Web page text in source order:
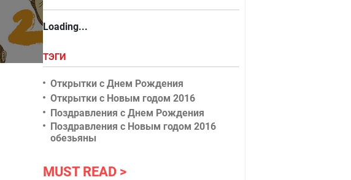
Год обезьяны 2016
Loading...
ТЭГИ
Открытки с Днем Рождения
Открытки с Новым годом 2016
Поздравления с Днем Рождения
Поздравления с Новым годом 2016
обезьяны
MUST READ